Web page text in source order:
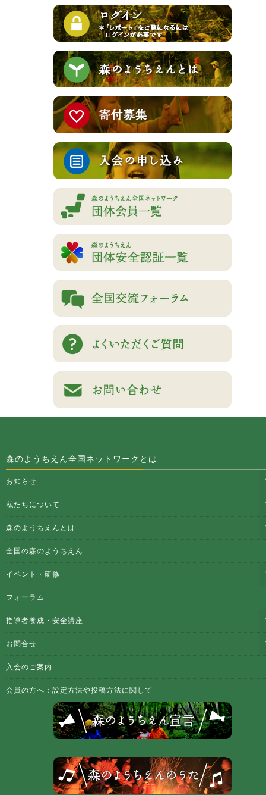
森のようちえん全国ネットワークとは
お知らせ
私たちについて
森のようちえんとは
全国の森のようちえん
イベント・研修
フォーラム
指導者養成・安全講座
お問合せ
入会のご案内
会員の方へ：設定方法や投稿方法に関して